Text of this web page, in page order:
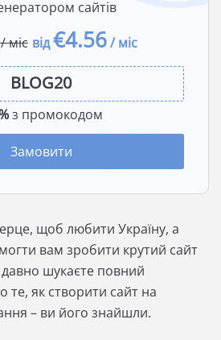
сайтів
міс від€4.56/ міс
з промокодом
Замовити
щоб любити Україну, а
вам зробити крутий сайт
шукаєте повний
те, як створити сайт на
– ви його знайшли.